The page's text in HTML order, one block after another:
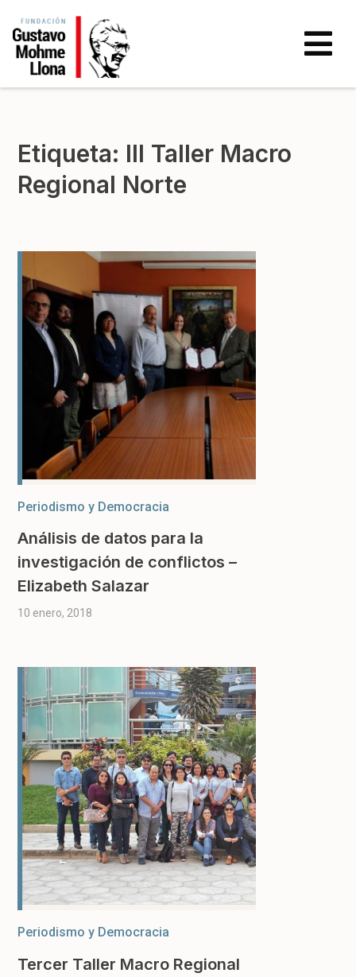
Etiqueta: III Taller Macro
Regional Norte
Periodismo y Democracia
Análisis de datos para la
investigación de conflictos –
Elizabeth Salazar
10 enero, 2018
Periodismo y Democracia
Tercer Taller Macro Regional